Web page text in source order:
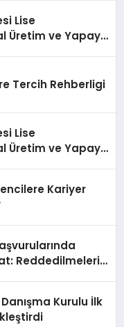
Lise
Üretim ve Yapay
Tercih Rehberligi
Lise
Üretim ve Yapay
Kariyer
Reddedilmelerin
Kurulu İlk